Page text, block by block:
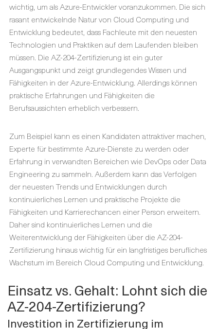
wichtig, um als Azure-Entwickler voranzukommen. Die sich
rasant entwickelnde Natur von Cloud Computing und
Entwicklung bedeutet, dass Fachleute mit den neuesten
Technologien und Praktiken auf dem Laufenden bleiben
müssen. Die AZ-204-Zertifizierung ist ein guter
Ausgangspunkt und zeigt grundlegendes Wissen und
Fähigkeiten in der Azure-Entwicklung. Allerdings können
praktische Erfahrungen und Fähigkeiten die
Berufsaussichten erheblich verbessern.
Zum Beispiel kann es einen Kandidaten attraktiver machen,
Experte für bestimmte Azure-Dienste zu werden oder
Erfahrung in verwandten Bereichen wie DevOps oder Data
Engineering zu sammeln. Außerdem kann das Verfolgen
der neuesten Trends und Entwicklungen durch
kontinuierliches Lernen und praktische Projekte die
Fähigkeiten und Karrierechancen einer Person erweitern.
Daher sind kontinuierliches Lernen und die
Weiterentwicklung der Fähigkeiten über die AZ-204-
Zertifizierung hinaus wichtig für ein langfristiges berufliches
Wachstum im Bereich Cloud Computing und Entwicklung.
Einsatz vs. Gehalt: Lohnt sich die
AZ-204-Zertifizierung?
Investition in Zertifizierung im